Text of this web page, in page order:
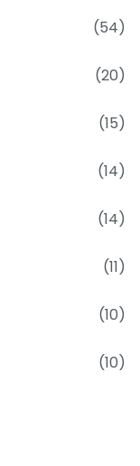
(54)
(20)
(15)
(14)
(14)
(11)
(10)
(10)